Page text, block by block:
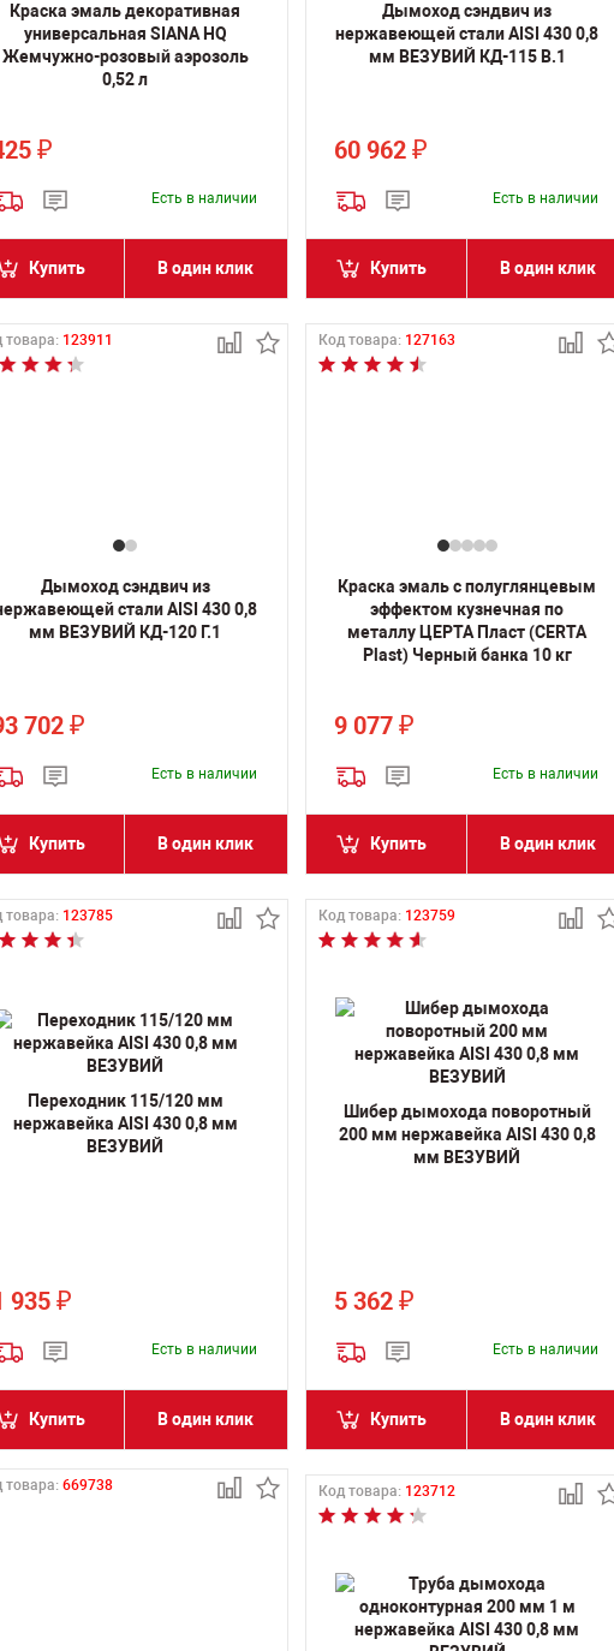
Краска эмаль декоративная
универсальная SIANA HQ
Жемчужно-розовый аэрозоль
0,52 л
₽
Есть в наличии
Купить В один клик
Дымоход сэндвич из
нержавеющей стали AISI 430 0,8
мм ВЕЗУВИЙ КД-115 В.1
60 962 ₽
Есть в наличии
Купить В один клик
товара: 123911
Дымоход сэндвич из
стали AISI 430 0,8
мм ВЕЗУВИЙ КД-120 Г.1
702 ₽
Есть в наличии
Купить В один клик
Код товара: 127163
Краска эмаль с полуглянцевым
эффектом кузнечная по
металлу ЦЕРТА Пласт (CERTA
Plast) Черный банка 10 кг
9 077 ₽
Есть в наличии
Купить В один клик
товара: 123785
Переходник 115/120 мм
нержавейка AISI 430 0,8 мм
ВЕЗУВИЙ
935 ₽
Есть в наличии
Купить В один клик
Код товара: 123759
Шибер дымохода поворотный
200 мм нержавейка AISI 430 0,8
мм ВЕЗУВИЙ
5 362 ₽
Есть в наличии
Купить В один клик
товара: 669738 Код товара: 123712